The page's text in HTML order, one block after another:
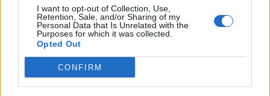
I want to opt-out of Collection, Use,
Retention, Sale, and/or Sharing of my
Personal Data that Is Unrelated with the
Purposes for which it was collected.
Opted Out
CONFIRM